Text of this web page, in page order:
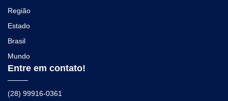
Região
Estado
Brasil
Mundo
Entre em contato!
(28) 99916-0361